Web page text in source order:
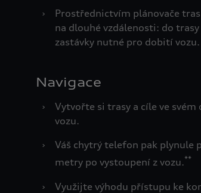
›
Prostřednictvím plánovače
na dlouhé vzdálenosti: do
zastávky nutné pro dobití
Navigace
›
Vytvořte si trasy a cíle ve
vozu.
›
Váš chytrý telefon pak plynule
metry po vystoupení z vozu.**
›
Využijte výhodu přístupu ke